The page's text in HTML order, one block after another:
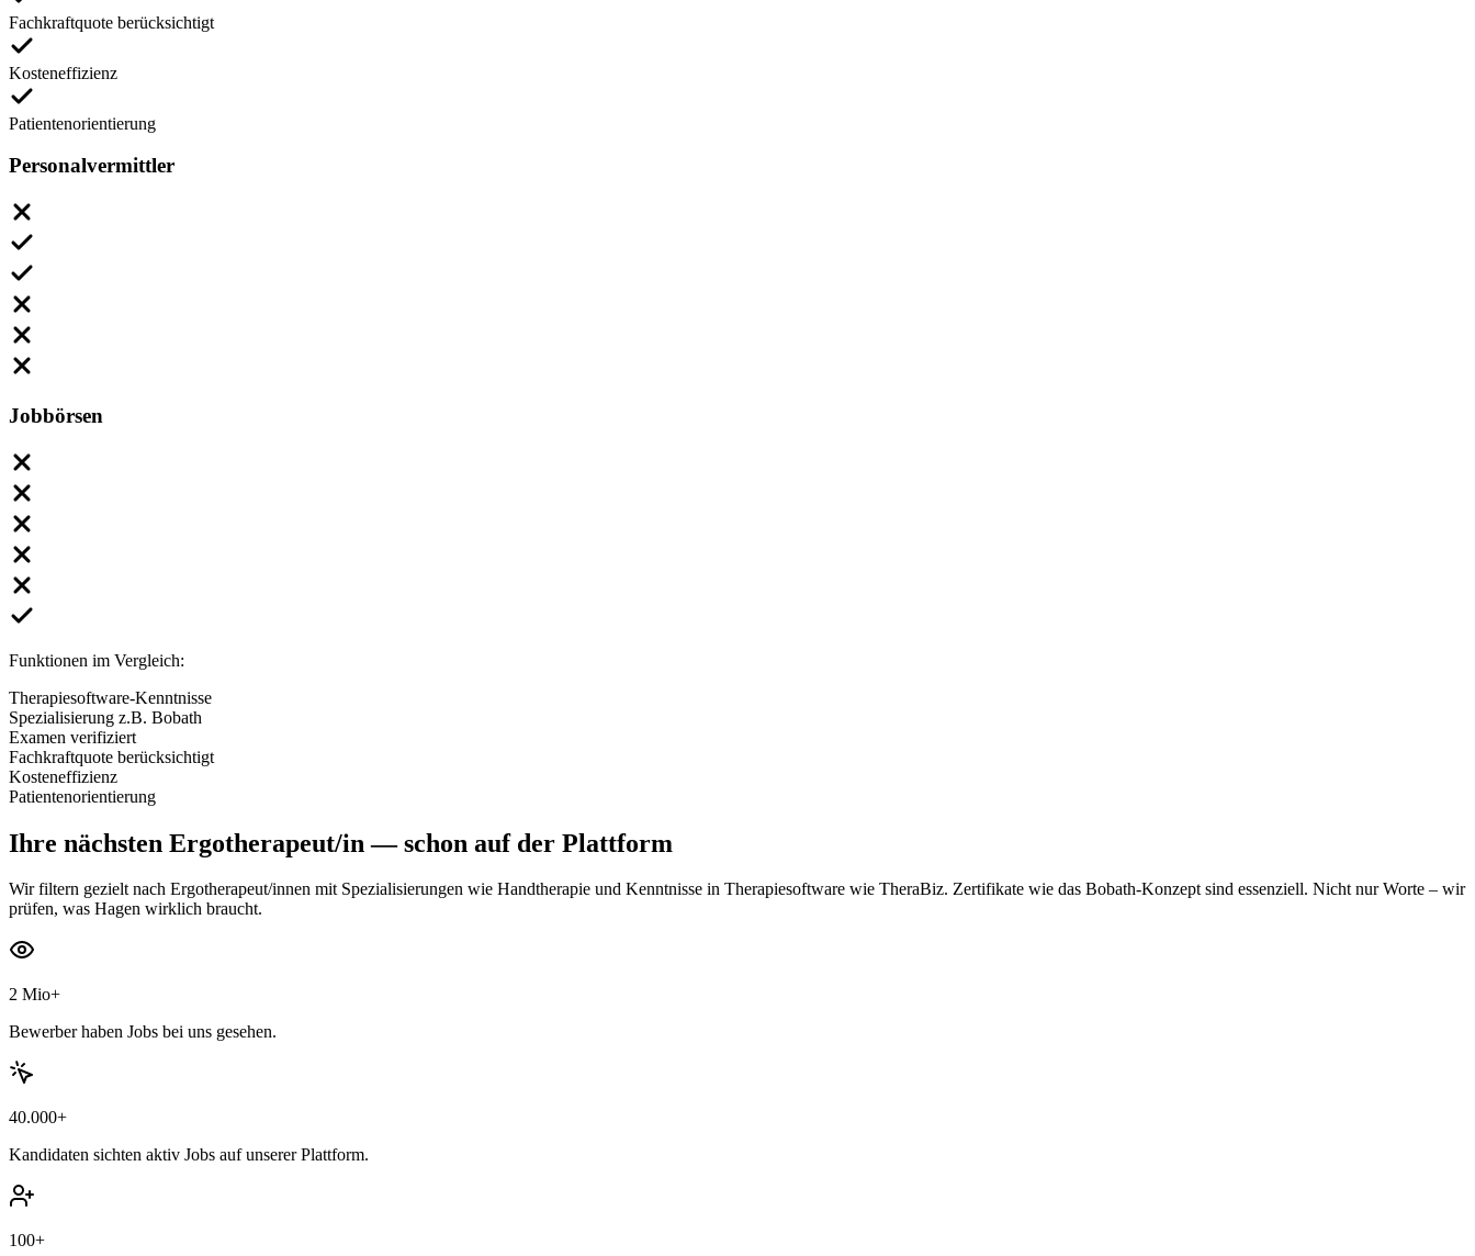
Fachkraftquote berücksichtigt
Kosteneffizienz
Patientenorientierung
Personalvermittler
Jobbörsen
Funktionen im Vergleich:
Therapiesoftware-Kenntnisse
Spezialisierung z.B. Bobath
Examen verifiziert
Fachkraftquote berücksichtigt
Kosteneffizienz
Patientenorientierung
Ihre nächsten Ergotherapeut/in — schon auf der Plattform
Wir filtern gezielt nach Ergotherapeut/innen mit Spezialisierungen wie Handtherapie und Kenntnisse in Therapiesoftware wie TheraBiz. Zertifikate wie das Bobath-Konzept sind essenziell. Nicht nur Worte – wir
prüfen, was Hagen wirklich braucht.
2 Mio+
Bewerber haben Jobs bei uns gesehen.
40.000+
Kandidaten sichten aktiv Jobs auf unserer Plattform.
100+